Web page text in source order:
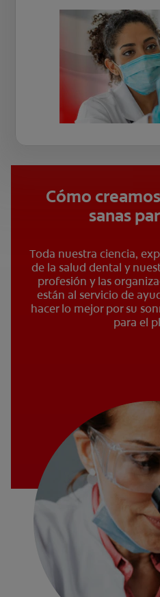
Cómo
sanas
Toda nuestra ciencia,
de la salud dental y
profesión y las
están al servicio de
hacer lo mejor por su
para el